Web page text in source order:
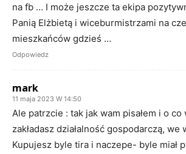
na fb … I może jeszcze ta ekipa
Panią Elżbietą i wiceburmistrzami na
mieszkańców gdzieś …
Odpowiedz
mark
11 maja 2023 W 14:50
Ale patrzcie : tak jak wam pisałem i o co
zakładasz działalność gospodarczą, we
Kupujesz byle tira i naczepe- byle miał